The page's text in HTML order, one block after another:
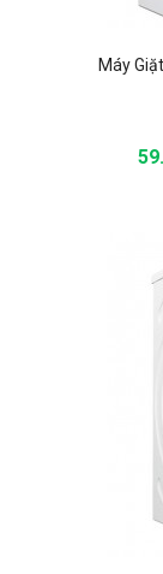
Máy